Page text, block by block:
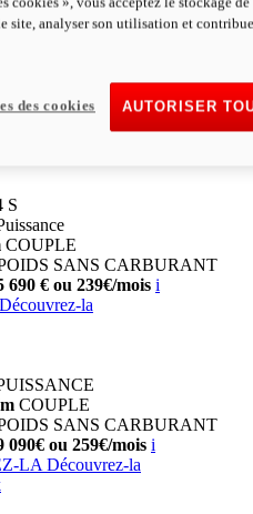
POIDS SANS CARBURANT
S
COUPLE
SANS CARBURANT
€ ou 239€/mois i
Découvrez-la
COUPLE
SANS CARBURANT
ou 259€/mois i
LA Découvrez-la
site, analyser son utilisation et
AUTORISER
des cookies